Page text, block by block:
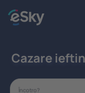
Cazare